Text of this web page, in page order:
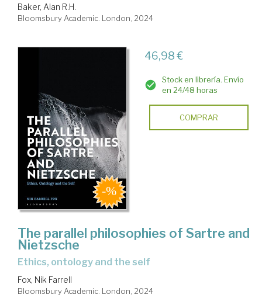
Baker, Alan R.H.
Bloomsbury Academic. London, 2024
46,98 €
Stock en librería. Envío
en 24/48 horas
COMPRAR
The parallel philosophies of Sartre and
Nietzsche
ethics, ontology and the self
Fox, Nik Farrell
Bloomsbury Academic. London, 2024